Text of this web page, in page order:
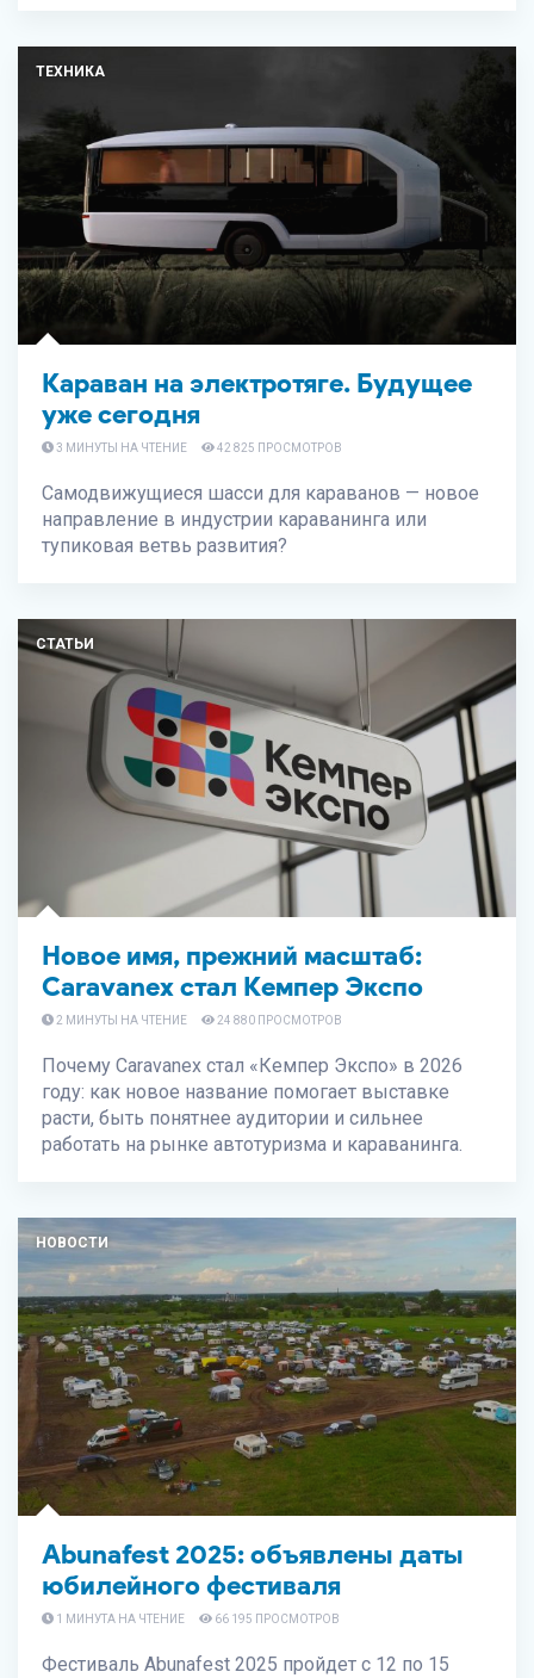
ТЕХНИКА
Караван на электротяге. Будущее
уже сегодня
3 МИНУТЫ НА ЧТЕНИЕ 42 825 ПРОСМОТРОВ
Самодвижущиеся шасси для караванов — новое
направление в индустрии караванинга или
тупиковая ветвь развития?
СТАТЬИ
Новое имя, прежний масштаб:
Caravanex стал Кемпер Экспо
2 МИНУТЫ НА ЧТЕНИЕ 24 880 ПРОСМОТРОВ
Почему Caravanex стал «Кемпер Экспо» в 2026
году: как новое название помогает выставке
расти, быть понятнее аудитории и сильнее
работать на рынке автотуризма и караванинга.
НОВОСТИ
Abunafest 2025: объявлены даты
юбилейного фестиваля
1 МИНУТА НА ЧТЕНИЕ 66 195 ПРОСМОТРОВ
Фестиваль Abunafest 2025 пройдет с 12 по 15